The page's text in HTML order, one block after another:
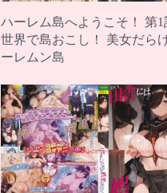
ハーレム島へようこそ！ 第1
世界で島おこし！ 美女だら
ーレムン島